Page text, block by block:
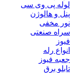
لوله پی وی سی
پنل و هالوژن
نور مخفی
سراه صنعتی
فیوز
انواع رله
جعبه فیوز
تابلو برق